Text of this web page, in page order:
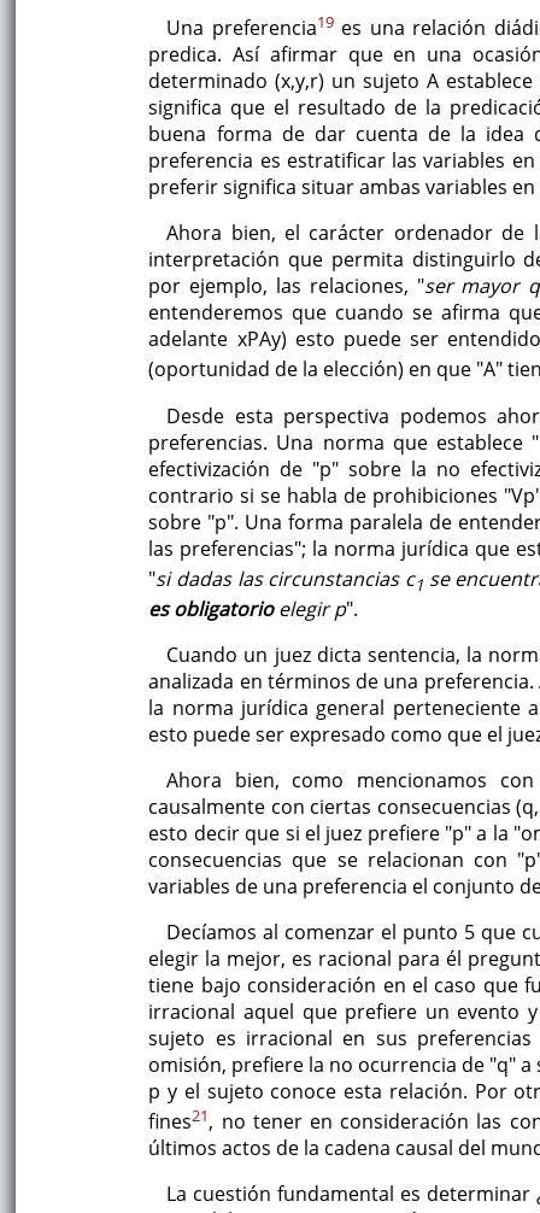
Una preferencia19es una relación
predica. Así afirmar que en una
determinado (x,y,r) un sujeto A
significa que el resultado de la
buena forma de dar cuenta de la idea
preferencia es estratificar las variables
preferir significa situar ambas variables
Ahora bien, el carácter ordenador
interpretación que permita distinguirlo
por ejemplo, las relaciones, "ser mayor
entenderemos que cuando se afirma
adelante xPAy) esto puede ser
(oportunidad de la elección) en que "A"
Desde esta perspectiva podemos
preferencias. Una norma que
efectivización de "p" sobre la no
contrario si se habla de prohibiciones
sobre "p". Una forma paralela de
las preferencias"; la norma jurídica que
"si dadas las circunstancias c1 se
es obligatorio elegir p".
Cuando un juez dicta sentencia, la
analizada en términos de una
la norma jurídica general perteneciente
esto puede ser expresado como que el
Ahora bien, como mencionamos
causalmente con ciertas consecuencias
esto decir que si el juez prefiere "p" a la
consecuencias que se relacionan con
variables de una preferencia el conjunto
Decíamos al comenzar el punto 5 que
elegir la mejor, es racional para él
tiene bajo consideración en el caso que
irracional aquel que prefiere un evento
sujeto es irracional en sus
omisión, prefiere la no ocurrencia de "q"
p y el sujeto conoce esta relación. Por
fines21, no tener en consideración las
últimos actos de la cadena causal del
La cuestión fundamental es